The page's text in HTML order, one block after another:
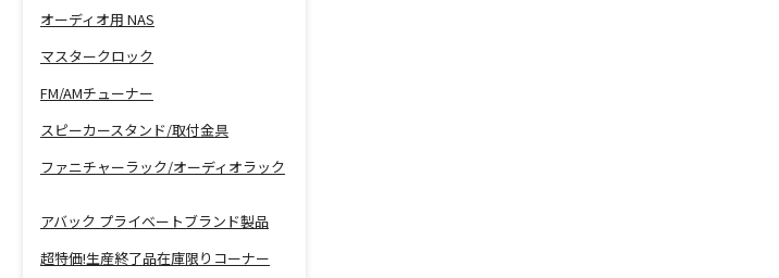
オーディオ用 NAS
マスタークロック
FM/AMチューナー
スピーカースタンド/取付金具
ファニチャーラック/オーディオラック
アバック プライベートブランド製品
超特価!生産終了品在庫限りコーナー